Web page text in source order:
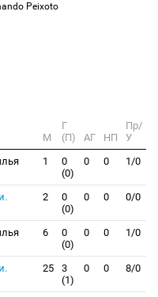
Peixoto
М
Г
(П)
АГ НП
Пр/
У
1
0
(0)
0 0 1/0
2
0
(0)
0 0 0/0
6
0
(0)
0 0 1/0
25
3
(1)
0 0 8/0